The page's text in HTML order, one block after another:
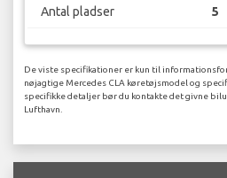
Antal pladser 5
De viste specifikationer er kun til
nøjagtige Mercedes CLA køretøjsmodel og
specifikke detaljer bør du kontakte det givne
Lufthavn.